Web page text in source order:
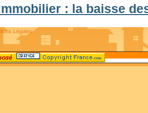
: la baisse
Légales